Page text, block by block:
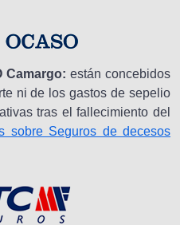
Camargo: están concebidos
ni de los gastos de sepelio
tras el fallecimiento del
sobre Seguros de decesos